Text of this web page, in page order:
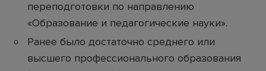
переподготовки по направлению
«Образование и педагогические науки».
Ранее было достаточно среднего или
высшего профессионального образования